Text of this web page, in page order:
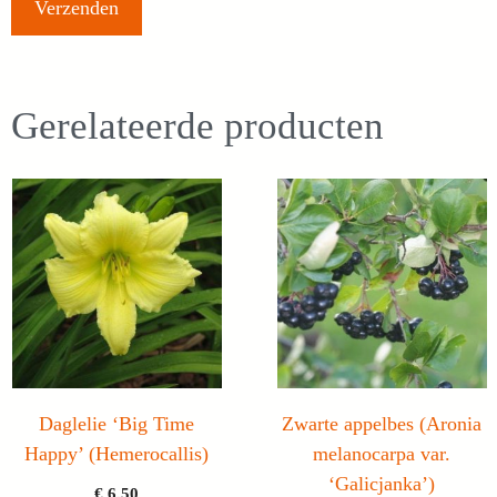
Gerelateerde producten
Daglelie ‘Big Time
Happy’ (Hemerocallis)
€6,50
Zwarte appelbes (Aronia
melanocarpa var.
‘Galicjanka’)